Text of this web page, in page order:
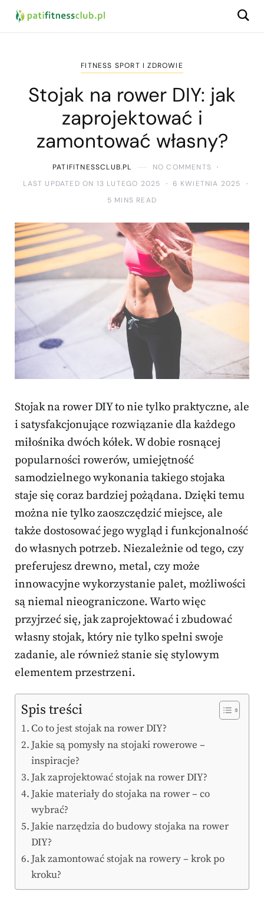
FITNESS SPORT I ZDROWIE
Stojak na rower DIY: jak
zaprojektować i
zamontować własny?
PATIFITNESSCLUB.PL
NO COMMENTS
LAST UPDATED ON 13 LUTEGO 2025
6 KWIETNIA 2025
5 MINS READ
Stojak na rower DIY to nie tylko praktyczne, ale
i satysfakcjonujące rozwiązanie dla każdego
miłośnika dwóch kółek. W dobie rosnącej
popularności rowerów, umiejętność
samodzielnego wykonania takiego stojaka
staje się coraz bardziej pożądana. Dzięki temu
można nie tylko zaoszczędzić miejsce, ale
także dostosować jego wygląd i funkcjonalność
do własnych potrzeb. Niezależnie od tego, czy
preferujesz drewno, metal, czy może
innowacyjne wykorzystanie palet, możliwości
są niemal nieograniczone. Warto więc
przyjrzeć się, jak zaprojektować i zbudować
własny stojak, który nie tylko spełni swoje
zadanie, ale również stanie się stylowym
elementem przestrzeni.
Spis treści
Co to jest stojak na rower DIY?
Jakie są pomysły na stojaki rowerowe –
inspiracje?
Jak zaprojektować stojak na rower DIY?
Jakie materiały do stojaka na rower – co
wybrać?
Jakie narzędzia do budowy stojaka na rower
DIY?
Jak zamontować stojak na rowery – krok po
kroku?